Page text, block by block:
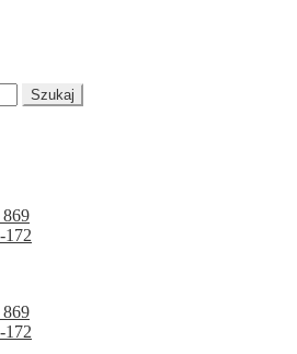
Szukaj
172
172